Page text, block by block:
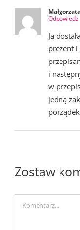
Odpowiedz
Ja
prezent i
i
w
jedną
Zostaw